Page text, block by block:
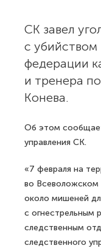
СК завел
с убийством
федерации
и тренера
Конева.
Об этом
управления СК.
«7 февраля на
во Всеволожском
около мишеней
c огнестрельным
следственным
следственного